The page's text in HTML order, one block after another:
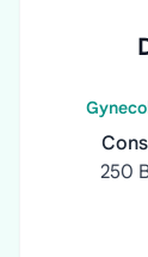
250